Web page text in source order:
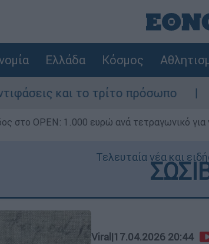
Ελλάδα Κόσμος
και το τρίτο πρόσωπο Η
στο OPEN: 1.000 ευρώ ανά τετραγωνικό για
Τελευταία νέα και
Viral|17.04.2026 20:44